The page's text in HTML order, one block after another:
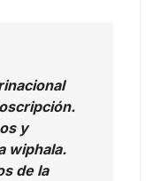
y
wiphala.
de la